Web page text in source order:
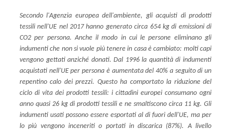
Secondo l'Agenzia europea dell'ambiente, gli acquisti di prodotti
tessili nell'UE nel 2017 hanno generato circa 654 kg di emissioni di
CO2 per persona. Anche il modo in cui le persone eliminano gli
indumenti che non si vuole più tenere in casa è cambiato: molti capi
vengono gettati anziché donati. Dal 1996 la quantità di indumenti
acquistati nell'UE per persona è aumentata del 40% a seguito di un
repentino calo dei prezzi. Questo ha comportato la riduzione del
ciclo di vita dei prodotti tessili: i cittadini europei consumano ogni
anno quasi 26 kg di prodotti tessili e ne smaltiscono circa 11 kg. Gli
indumenti usati possono essere esportati al di fuori dell'UE, ma per
lo più vengono inceneriti o portati in discarica (87%). A livello